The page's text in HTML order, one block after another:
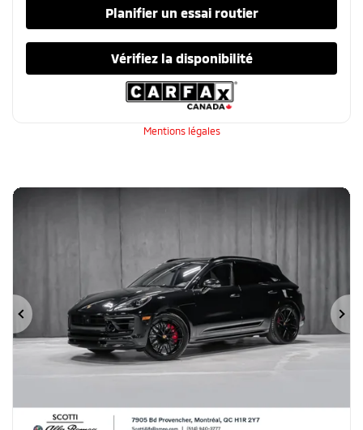
Planifier un essai routier
Vérifiez la disponibilité
Mentions légales
Précédent